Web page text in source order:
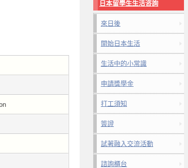
日本留學生生活咨詢
來日後
開始日本生活
生活中的小常識
申請獎學金
打工須知
簽證
試著融入交流活動
諮詢櫃台